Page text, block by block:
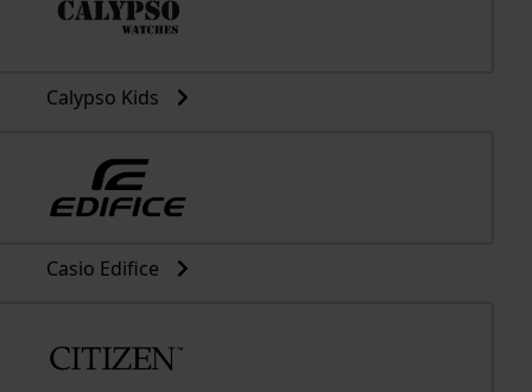
Calypso Kids
Casio Edifice